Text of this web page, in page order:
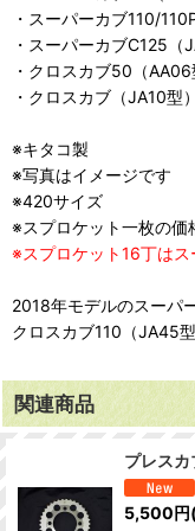
・スーパーカブ110/
・スーパーカブC125（
・クロスカブ50（AA06
・クロスカブ（JA10型）
※キタコ製
※写真はイメージです
※420サイズ
※スプロケット一枚の価
※スプロケット16丁は
2018年モデルのスーパ
クロスカブ110（JA45
関連商品
プレス
5,500円